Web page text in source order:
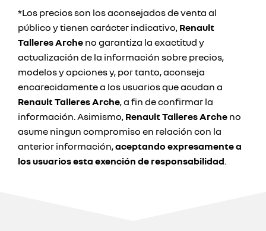
*Los precios son los aconsejados de venta al
público y tienen carácter indicativo, Renault
Talleres Arche no garantiza la exactitud y
actualización de la información sobre precios,
modelos y opciones y, por tanto, aconseja
encarecidamente a los usuarios que acudan a
Renault Talleres Arche, a fin de confirmar la
información. Asimismo, Renault Talleres Arche no
asume ningun compromiso en relación con la
anterior información,aceptando expresamente a
los usuarios esta exención de responsabilidad.